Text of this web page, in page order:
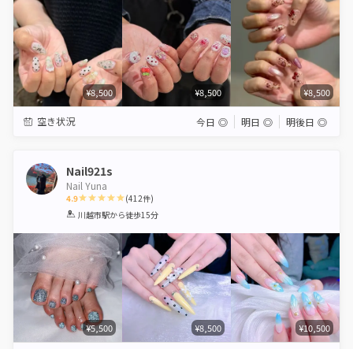
¥8,500 ¥8,500 ¥8,500
空き状況 今日 ◎ 明日 ◎ 明後日 ◎
Nail921s
Nail Yuna
4.9
1 2 3 4 5
(412件)
川越市駅から徒歩15分
¥5,500 ¥8,500 ¥10,500